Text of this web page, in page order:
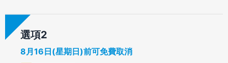
選項
8月16日(星期日)前可免費取消